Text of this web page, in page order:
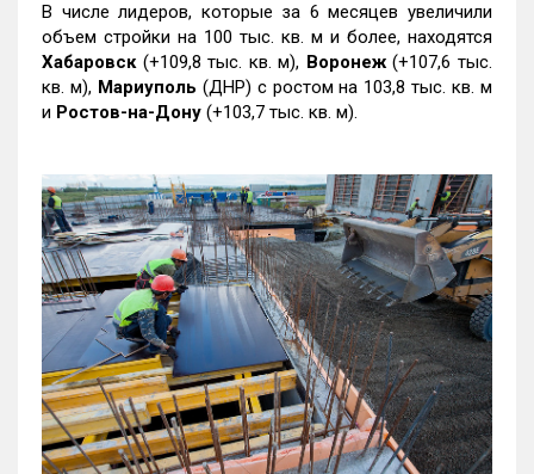
В числе лидеров, которые за 6 месяцев увеличили
объем стройки на 100 тыс. кв. м и более, находятся
Хабаровск (+109,8 тыс. кв. м), Воронеж(+107,6 тыс.
кв. м), Мариуполь (ДНР) с ростом на 103,8 тыс. кв. м
и Ростов-на-Дону (+103,7 тыс. кв. м).